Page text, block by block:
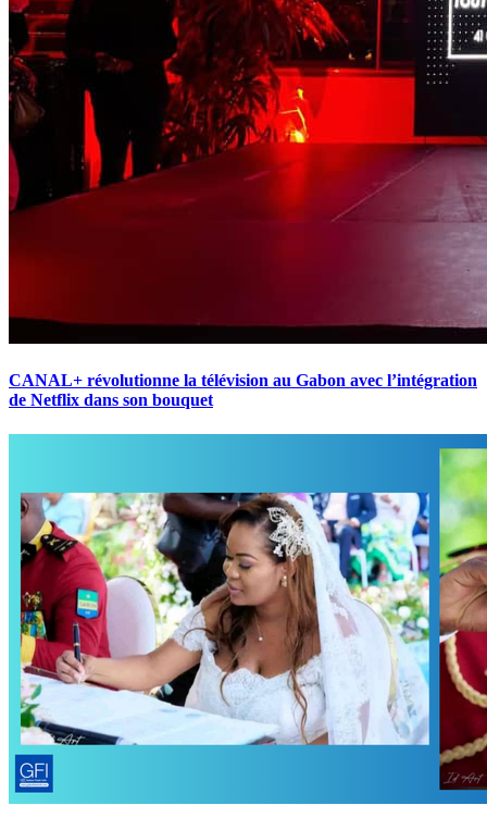
CANAL+ révolutionne la télévision au Gabon avec l’intégration
de Netflix dans son bouquet